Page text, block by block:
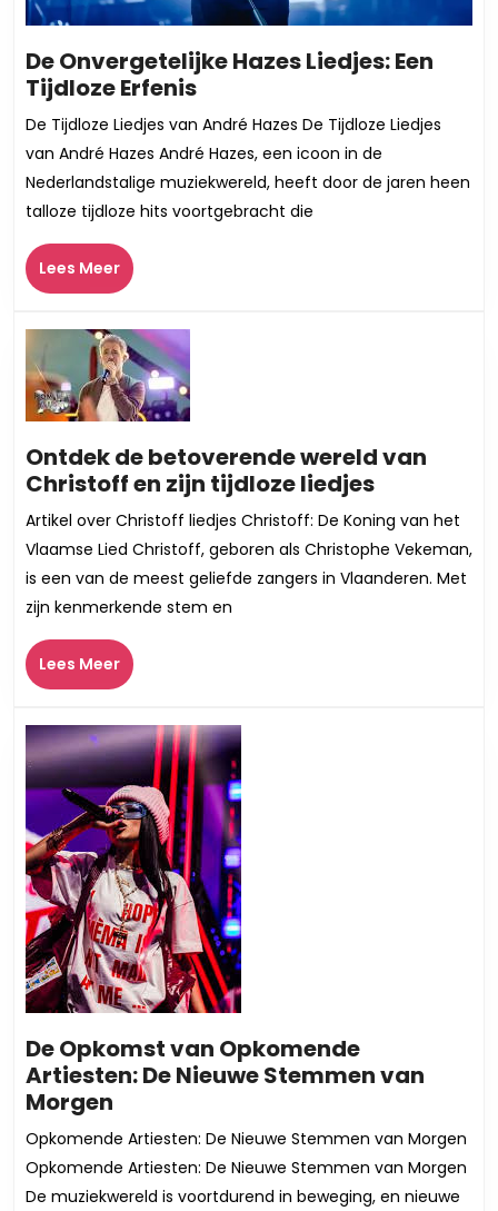
De Onvergetelijke Hazes Liedjes: Een
Tijdloze ErfenisDe
Onvergetelijke
Hazes
Liedjes:
Een
Tijdloze
De Tijdloze Liedjes van André Hazes De Tijdloze Liedjes
van André Hazes André Hazes, een icoon in de
Nederlandstalige muziekwereld, heeft door de jaren heen
talloze tijdloze hits voortgebracht die
Lees MeerLees
Meer
Ontdek de betoverende wereld van
Christoff en zijn tijdloze liedjesOntdek
de
wereld
van
Artikel over Christoff liedjes Christoff: De Koning van het
Vlaamse Lied Christoff, geboren als Christophe Vekeman,
is een van de meest geliefde zangers in Vlaanderen. Met
zijn kenmerkende stem en
Lees MeerLees
Meer
De Opkomst van Opkomende
Artiesten: De Nieuwe Stemmen van
Morgen
Opkomst
van
Opkomende
Opkomende Artiesten: De Nieuwe Stemmen van Morgen
Opkomende Artiesten: De Nieuwe Stemmen van Morgen
De muziekwereld is voortdurend in beweging, en nieuwe